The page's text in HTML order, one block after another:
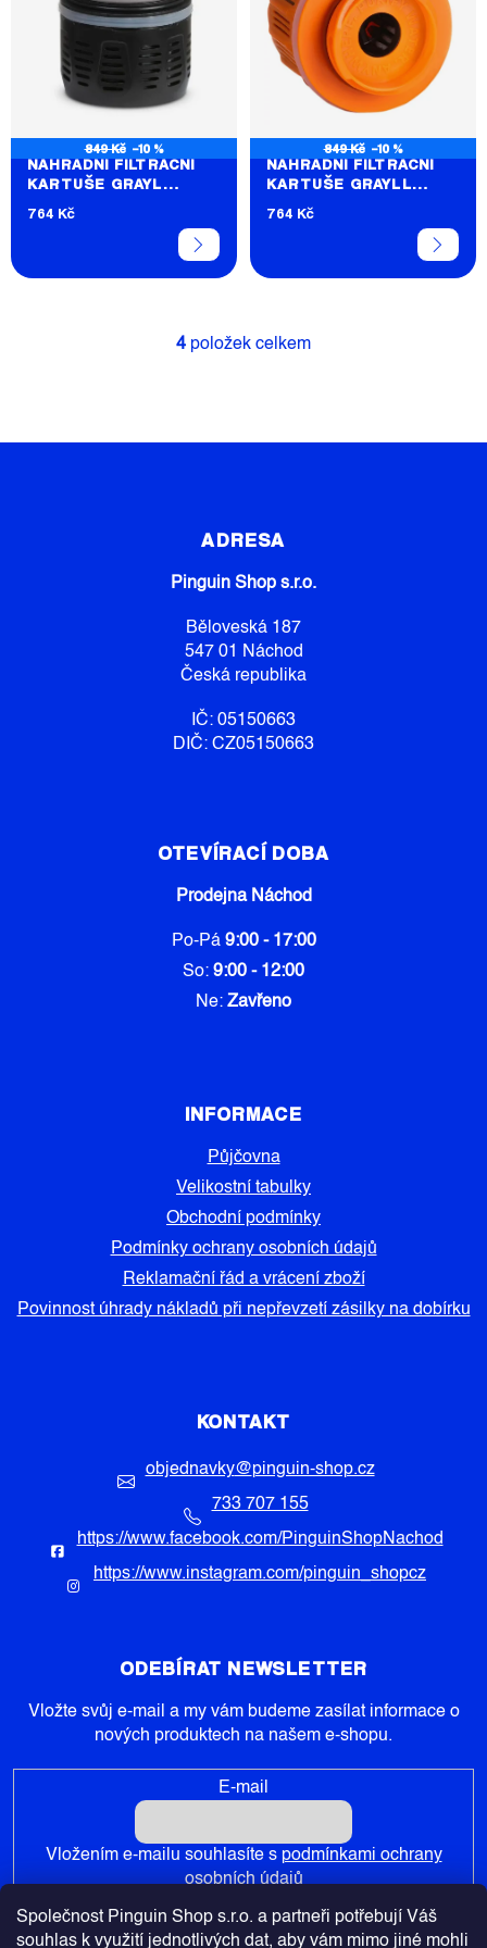
Společnost Pinguin Shop s.r.o. a partneři potřebují Váš
souhlas k využití jednotlivých dat, aby vám mimo jiné mohli
849 Kč –10 %
NÁHRADNÍ FILTRAČNÍ
KARTUŠE GRAYL
ULTRAPRESS
764 Kč
849 Kč –10 %
NÁHRADNÍ FILTRAČNÍ
KARTUŠE GRAYLL
GEOPRESS
764 Kč
O
R
K
V
Ý
P
I
U
4 položek celkem
ADRESA
Pinguin Shop s.r.o.
Běloveská 187
547 01 Náchod
Česká republika
IČ: 05150663
DIČ: CZ05150663
OTEVÍRACÍ DOBA
Prodejna Náchod
Po-Pá 9:00 - 17:00
So: 9:00 - 12:00
Ne: Zavřeno
INFORMACE
Půjčovna
Velikostní tabulky
Obchodní podmínky
Podmínky ochrany osobních údajů
Reklamační řád a vrácení zboží
Povinnost úhrady nákladů při nepřevzetí zásilky na dobírku
KONTAKT
objednavky@pinguin-shop.cz
733 707 155
https://www.facebook.com/PinguinShopNachod
https://www.instagram.com/pinguin_shopcz
ODEBÍRAT NEWSLETTER
Vložte svůj e-mail a my vám budeme zasílat informace o
nových produktech na našem e-shopu.
E-mail
Vložením e-mailu souhlasíte s podmínkami ochrany
osobních údajů
PŘIHLÁSIT SE